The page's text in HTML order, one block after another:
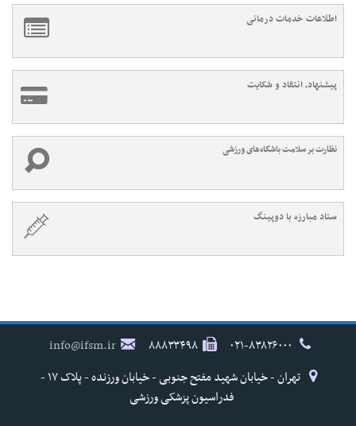
اطلاعات خدمات درمانی
پیشنهاد، انتقاد و شکایت
نظارت بر سلامت باشگاه‌های ورزشی
ستاد مبارزه با دوپینگ
۸۸۸۳۳۴۹۸
info@ifsm.ir
تهران - خیابان شهید مفتح جنوبی - خیابان ورزنده - پلاک ۱۷ -
فدراسیون پزشکی ورزشی